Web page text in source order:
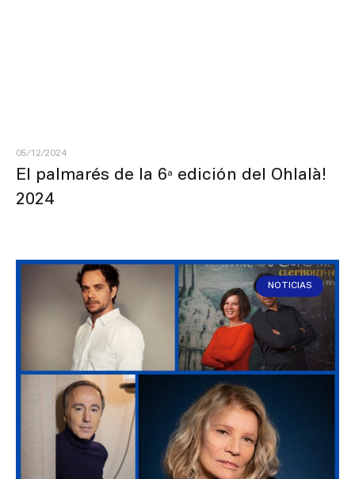
El palmarés de la 6ª edición del Ohlalà!
2024
05/12/2024
NOTICIAS